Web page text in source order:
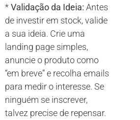
*Validação da Ideia: Antes
de investir em stock, valide
a sua ideia. Crie uma
landing page simples,
anuncie o produto como
“em breve” e recolha emails
para medir o interesse. Se
ninguém se inscrever,
talvez precise de repensar.